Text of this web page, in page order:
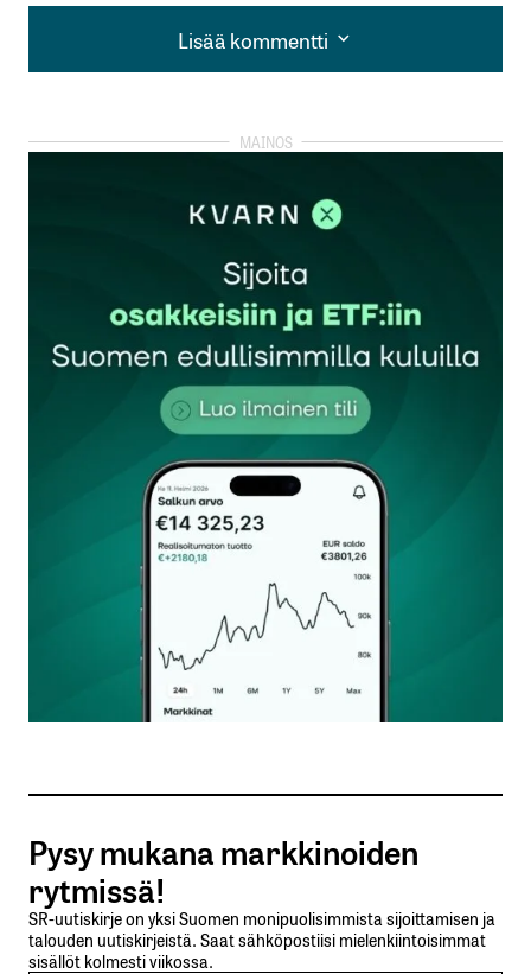
Lisää kommentti
Lisää kommentti
kirjautua
rekisteröityä
Sähköpostiosoitettasi ei julkaista.Pakolliset
kentät on merkitty*
Kommentti*
Nimesi tai nimimerkkisi
Sähköpostiosoitteesi
Tilaa SalkunRakentajan uutiskirje
Lähetä kommentti
Pysy mukana markkinoiden
rytmissä!
SR-uutiskirje on yksi Suomen monipuolisimmista sijoittamisen ja
talouden uutiskirjeistä. Saat sähköpostiisi mielenkiintoisimmat
sisällöt kolmesti viikossa.